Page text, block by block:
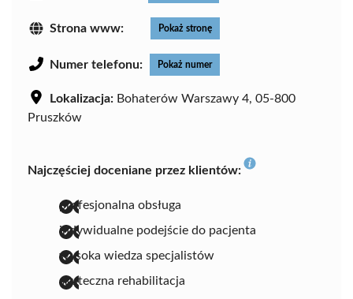
Strona www: Pokaż stronę
Numer telefonu: Pokaż numer
Lokalizacja: Bohaterów Warszawy 4, 05-800
Pruszków
Najczęściej doceniane przez klientów:
profesjonalna obsługa
indywidualne podejście do pacjenta
wysoka wiedza specjalistów
skuteczna rehabilitacja